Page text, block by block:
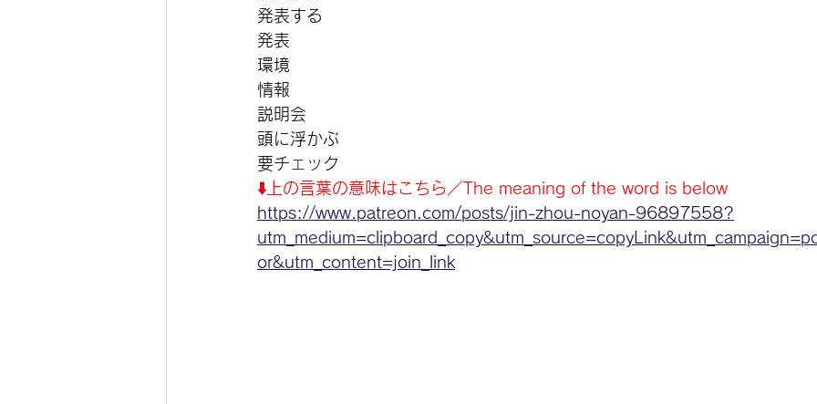
発表する
発表
環境
情報
説明会
頭に浮かぶ
要チェック
⬇️上の言葉の意味はこちら／The meaning of the word is below
https://www.patreon.com/posts/jin-zhou-noyan-96897558?
or&utm_content=join_link